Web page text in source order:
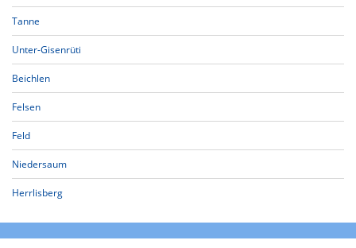
Tanne
Unter-Gisenrüti
Beichlen
Felsen
Feld
Niedersaum
Herrlisberg